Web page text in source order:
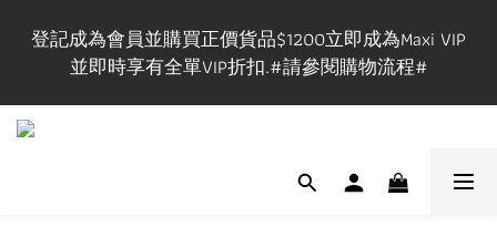
登記成為會員並購買正價貨品$1200立即成為Maxi VIP
並即時享有全單VIP折扣.#請參閱購物流程#
登記成為會員並購買正價貨品$1200立即成為Maxi VIP
並即時享有全單VIP折扣.#請參閱購物流程#